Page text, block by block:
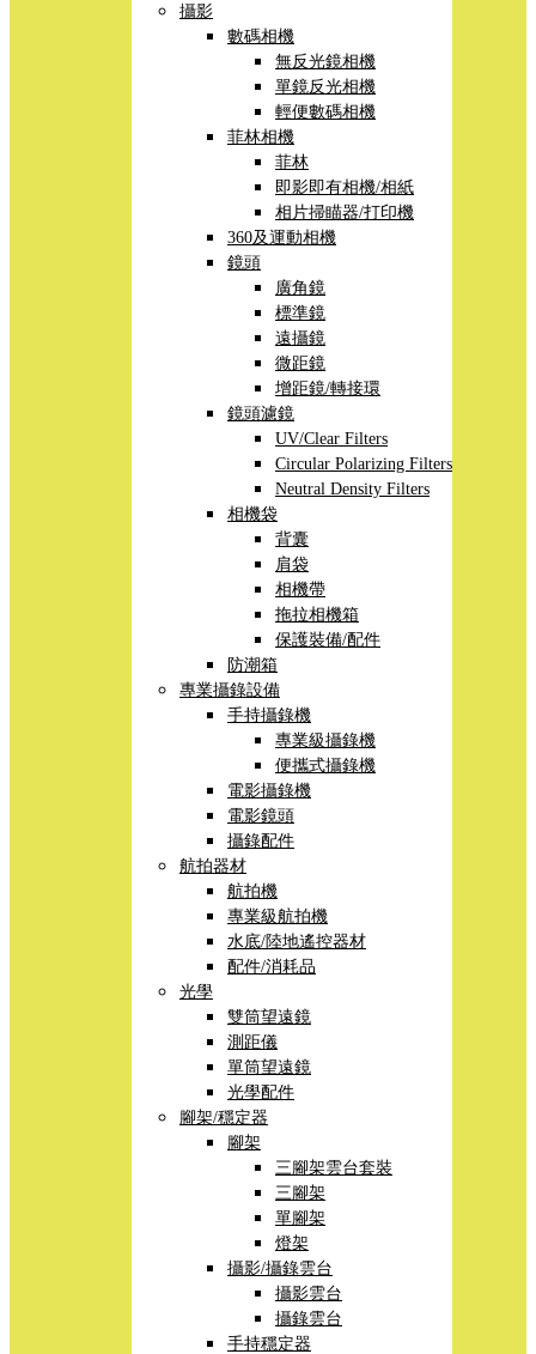
攝影
數碼相機
無反光鏡相機
單鏡反光相機
輕便數碼相機
菲林相機
菲林
即影即有相機/相紙
相片掃瞄器/打印機
360及運動相機
鏡頭
廣角鏡
標準鏡
遠攝鏡
微距鏡
增距鏡/轉接環
鏡頭濾鏡
UV/Clear Filters
Circular Polarizing Filters
Neutral Density Filters
相機袋
背囊
肩袋
相機帶
拖拉相機箱
保護裝備/配件
防潮箱
專業攝錄設備
手持攝錄機
專業級攝錄機
便攜式攝錄機
電影攝錄機
電影鏡頭
攝錄配件
航拍器材
航拍機
專業級航拍機
水底/陸地遙控器材
配件/消耗品
光學
雙筒望遠鏡
測距儀
單筒望遠鏡
光學配件
腳架/穩定器
腳架
三腳架雲台套裝
三腳架
單腳架
燈架
攝影/攝錄雲台
攝影雲台
攝錄雲台
手持穩定器